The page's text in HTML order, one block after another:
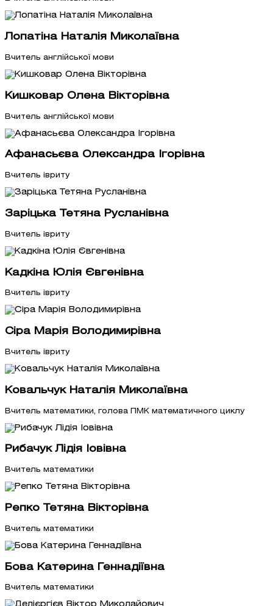
Лопатіна Наталія Миколаївна
Вчитель англійської мови
Кишковар Олена Вікторівна
Вчитель англійської мови
Афанасьєва Олександра Ігорівна
Вчитель івриту
Заріцька Тетяна Русланівна
Вчитель івриту
Кадкіна Юлія Євгенівна
Вчитель івриту
Сіра Марія Володимирівна
Вчитель івриту
Ковальчук Наталія Миколаївна
Вчитель математики, голова ПМК математичного циклу
Рибачук Лідія Іовівна
Вчитель математики
Репко Тетяна Вікторівна
Вчитель математики
Бова Катерина Геннадіївна
Вчитель математики